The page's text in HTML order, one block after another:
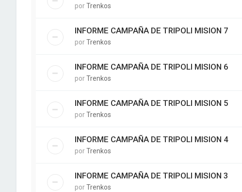
porTrenkos
INFORME CAMPAÑA DE TRIPOLI MISION 7
porTrenkos
INFORME CAMPAÑA DE TRIPOLI MISION 6
porTrenkos
INFORME CAMPAÑA DE TRIPOLI MISION 5
porTrenkos
INFORME CAMPAÑA DE TRIPOLI MISION 4
porTrenkos
INFORME CAMPAÑA DE TRIPOLI MISION 3
porTrenkos